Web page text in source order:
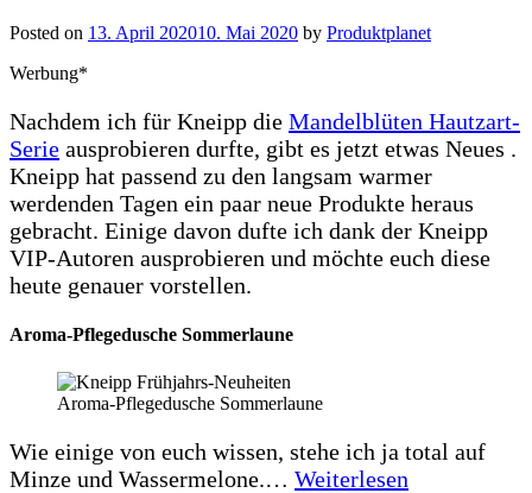
Posted on 13. April 202010. Mai 2020 by Produktplanet
Werbung*
Nachdem ich für Kneipp die Mandelblüten Hautzart-
Serie ausprobieren durfte, gibt es jetzt etwas Neues .
Kneipp hat passend zu den langsam warmer
werdenden Tagen ein paar neue Produkte heraus
gebracht. Einige davon dufte ich dank der Kneipp
VIP-Autoren ausprobieren und möchte euch diese
heute genauer vorstellen.
Aroma-Pflegedusche Sommerlaune
Aroma-Pflegedusche Sommerlaune
Wie einige von euch wissen, stehe ich ja total auf
Minze und Wassermelone.… Weiterlesen